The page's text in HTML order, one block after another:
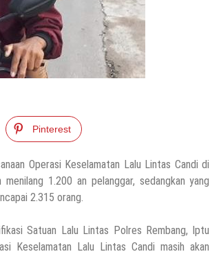
Pinterest
Operasi Keselamatan Lalu Lintas Candi di
1.200 an pelanggar, sedangkan yang
2.315 orang.
Satuan Lalu Lintas Polres Rembang, Iptu
Keselamatan Lalu Lintas Candi masih akan